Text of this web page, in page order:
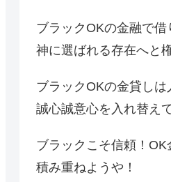
ブラックOKの金融で借
神に選ばれる存在へと
ブラックOKの金貸しは
誠心誠意心を入れ替え
ブラックこそ信頼！OK
積み重ねようや！